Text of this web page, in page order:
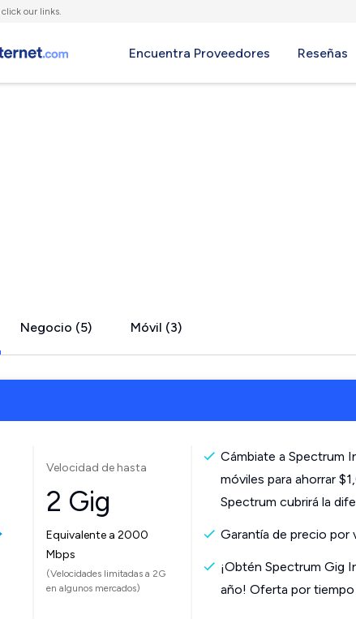
our links.
Encuentra Proveedores Reseñas
Negocio (5) Móvil (3)
Velocidad de hasta
2 Gig
Equivalente a 2000
Mbps
(Velocidades limitadas a 2G
en algunos mercados)
Cámbiate a Spectrum
móviles para ahorrar
Spectrum cubrirá la
Garantía de precio por
¡Obtén Spectrum Gig
año! Oferta por tiempo